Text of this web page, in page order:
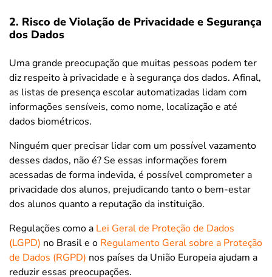
2. Risco de Violação de Privacidade e Segurança
dos Dados
Uma grande preocupação que muitas pessoas podem ter
diz respeito à privacidade e à segurança dos dados. Afinal,
as listas de presença escolar automatizadas lidam com
informações sensíveis, como nome, localização e até
dados biométricos.
Ninguém quer precisar lidar com um possível vazamento
desses dados, não é? Se essas informações forem
acessadas de forma indevida, é possível comprometer a
privacidade dos alunos, prejudicando tanto o bem-estar
dos alunos quanto a reputação da instituição.
Regulações como a Lei Geral de Proteção de Dados
(LGPD) no Brasil e o Regulamento Geral sobre a Proteção
de Dados (RGPD) nos países da União Europeia ajudam a
reduzir essas preocupações.